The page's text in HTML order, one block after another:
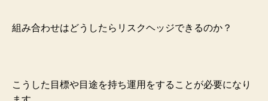
組み合わせはどうしたらリスクヘッジできるのか？
こうした目標や目途を持ち運用をすることが必要になり